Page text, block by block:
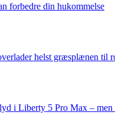
forbedre din hukommelse
helst græsplænen til
i Liberty 5 Pro Max – men